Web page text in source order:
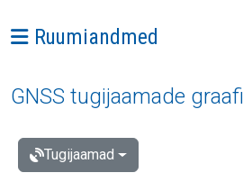
Ava menüü: Ruumiandmed
Ruumiandmed
GNSS tugijaamade
Tugijaamad